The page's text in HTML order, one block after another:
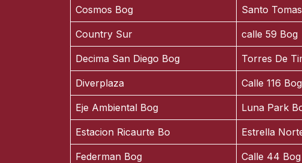
Cosmos Bog Santo
Country Sur calle 59 Bog
Decima San Diego Bog Torres De
Diverplaza Calle 116 Bog
Eje Ambiental Bog Luna Park
Estacion Ricaurte Bo Estrella
Federman Bog Calle 44 Bog